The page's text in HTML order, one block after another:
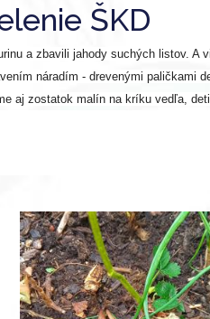
ŠKD
a zbavili jahody suchých listov. A
náradím - drevenými paličkami
aj zostatok malín na kríku vedľa,